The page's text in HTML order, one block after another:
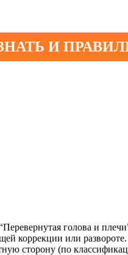
И
голова и
коррекции или
сторону (по